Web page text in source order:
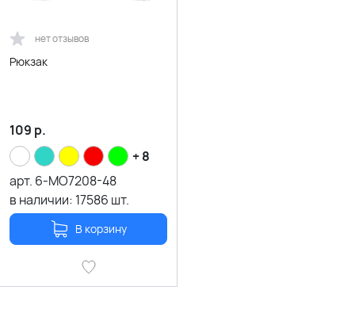
нет отзывов
Рюкзак
109 р.
+ 8
арт. 6-MO7208-48
в наличии: 17586 шт.
В корзину